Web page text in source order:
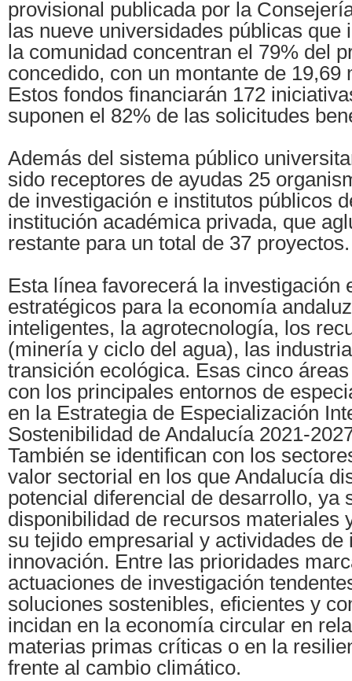
provisional publicada por la
las nueve universidades públicas que
la comunidad concentran el 79% del
concedido, con un montante de 19,69
Estos fondos financiarán 172
suponen el 82% de las solicitudes
Además del sistema público
sido receptores de ayudas 25
de investigación e institutos públicos
institución académica privada, que
restante para un total de 37
Esta línea favorecerá la investigación
estratégicos para la economía
inteligentes, la agrotecnología, los
(minería y ciclo del agua), las
transición ecológica. Esas cinco
con los principales entornos de
en la Estrategia de Especialización
Sostenibilidad de Andalucía 2021-
También se identifican con los
valor sectorial en los que Andalucía
potencial diferencial de desarrollo, ya
disponibilidad de recursos materiales
su tejido empresarial y actividades de
innovación. Entre las prioridades
actuaciones de investigación
soluciones sostenibles, eficientes y
incidan en la economía circular en
materias primas críticas o en la
frente al cambio climático.